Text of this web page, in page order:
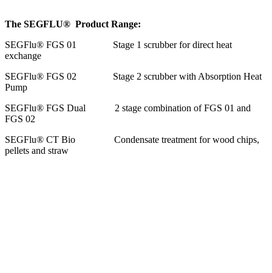
The SEGFLU® Product Range:
SEGFlu® FGS 01 Stage 1 scrubber for direct heat
exchange
SEGFlu® FGS 02 Stage 2 scrubber with Absorption Heat
Pump
SEGFlu® FGS Dual 2 stage combination of FGS 01 and
FGS 02
SEGFlu® CT Bio Condensate treatment for wood chips,
pellets and straw